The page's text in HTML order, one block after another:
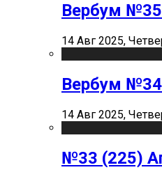
Вербум
14 Авг 2025,
Вербум
14 Авг 2025,
№33 (225)